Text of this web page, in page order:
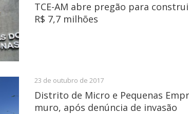
TCE-AM abre pregão para
R$ 7,7 milhões
23 de outubro de 2017
Distrito de Micro e Pequenas
muro, após denúncia de invasão